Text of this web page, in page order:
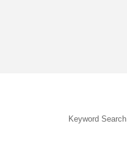
Keyword Search